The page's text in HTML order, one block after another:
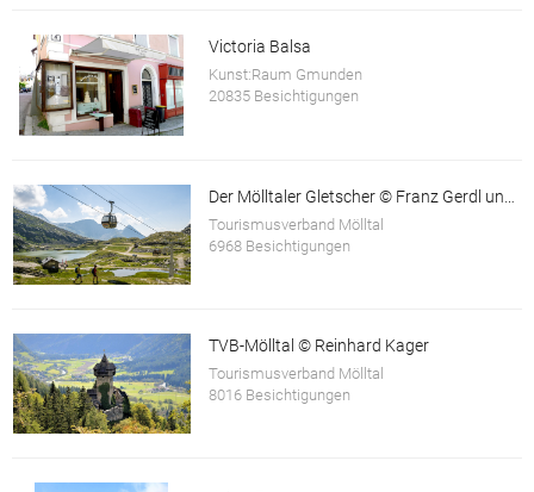
Victoria Balsa
Kunst:Raum Gmunden
20835 Besichtigungen
Tourismusverband Mölltal
6968 Besichtigungen
TVB-Mölltal © Reinhard Kager
Tourismusverband Mölltal
8016 Besichtigungen